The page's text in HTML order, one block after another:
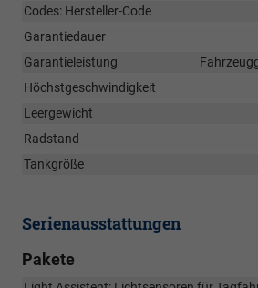
Codes: Hersteller-Code
Garantiedauer
Garantieleistung
Höchstgeschwindigkeit
Leergewicht
Radstand
Tankgröße
Serienausstattungen
Pakete